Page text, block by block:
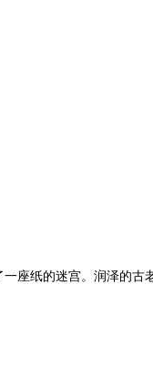
座纸的迷宫。润泽的古